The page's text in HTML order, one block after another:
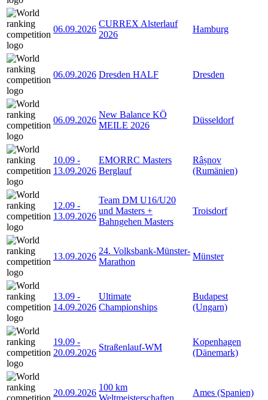
06.09.2026
CURREX Alsterlauf
2026
Hamburg
06.09.2026 Dresden HALF Dresden
06.09.2026
New Balance KÖ
MEILE 2026
Düsseldorf
10.09 -
13.09.2026
EMORRC Masters
Berglauf
Râșnov
(Rumänien)
12.09 -
13.09.2026
Team DM U16/U20
und Masters +
Bahngehen Masters
Troisdorf
13.09.2026
24. Volksbank-Münster-
Marathon
Münster
13.09 -
14.09.2026
Ultimate
Championships
Budapest
(Ungarn)
19.09 -
20.09.2026
Straßenlauf-WM
Kopenhagen
(Dänemark)
20.09.2026
100 km
Weltmeisterschaften
Ames (Spanien)